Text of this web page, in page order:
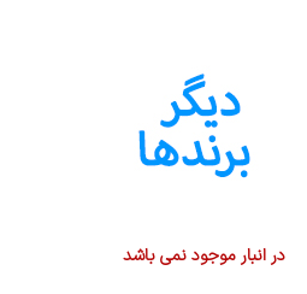
در انبار موجود نمی باشد